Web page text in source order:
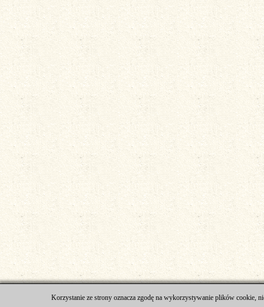
Korzystanie ze strony oznacza zgodę na wykorzystywanie plików cookie,